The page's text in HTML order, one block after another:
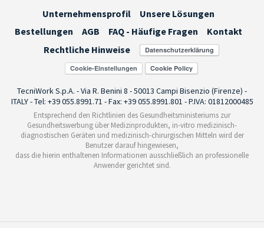
Unternehmensprofil
Unsere Lösungen
Bestellungen
AGB FAQ - Häufige Fragen
Kontakt
Rechtliche Hinweise
Cookie-Einstellungen
TecniWork S.p.A. - Via R. Benini 8 - 50013 Campi Bisenzio (Firenze) -
ITALY - Tel: +39 055.8991.71 - Fax: +39 055.8991.801 - P.IVA: 01812000485
Entsprechend den Richtlinien des Gesundheitsministeriums zur
Gesundheitswerbung über Medizinprodukten, in-vitro medizinisch-
diagnostischen Geräten und medizinisch-chirurgischen Mitteln wird der
Benutzer darauf hingewiesen,
dass die hierin enthaltenen Informationen ausschließlich an professionelle
Anwender gerichtet sind.